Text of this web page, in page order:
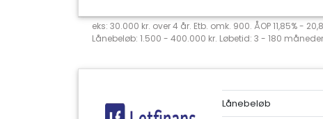
eks: 30.000 kr. over 4 år. Etb. omk. 900. ÅOP 11,85% -
Lånebeløb: 1.500 - 400.000 kr. Løbetid: 3 - 180
Lånebeløb